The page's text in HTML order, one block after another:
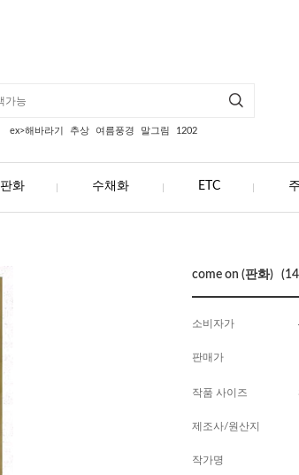
ex>해바라기 추상 여름풍경 말그림 1202
판화 수채화 ETC
come on (판화)
소비자가
판매가
작품 사이즈
제조사/원산지
작가명